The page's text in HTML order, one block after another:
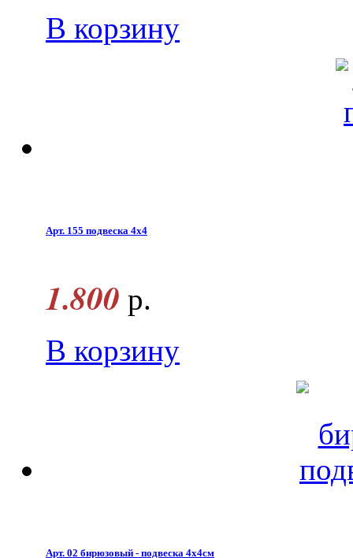
В корзину
Арт. 155 подвеска 4х4
1.800 р.
В корзину
Арт. 02 бирюзовый - подвеска 4х4см